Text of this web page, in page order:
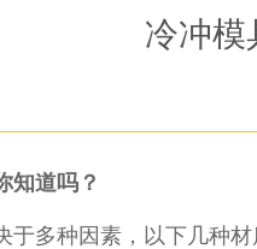
冷冲模
知道吗？
多种因素，以下几种材